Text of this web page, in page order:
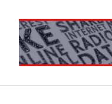
contenido